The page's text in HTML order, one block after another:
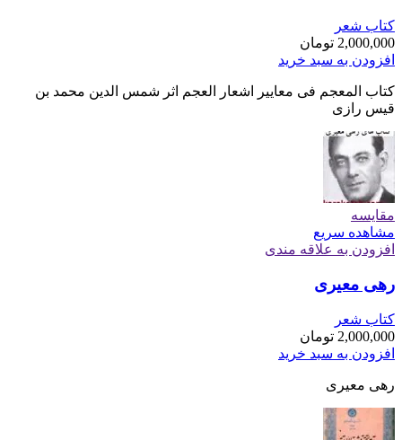
کتاب شعر
2,000,000 تومان
افزودن به سبد خرید
کتاب المعجم فی معاییر اشعار العجم اثر شمس الدین محمد بن
قیس رازی
مقایسه
مشاهده سریع
افزودن به علاقه مندی
رهی معیری
کتاب شعر
2,000,000 تومان
افزودن به سبد خرید
رهی معیری